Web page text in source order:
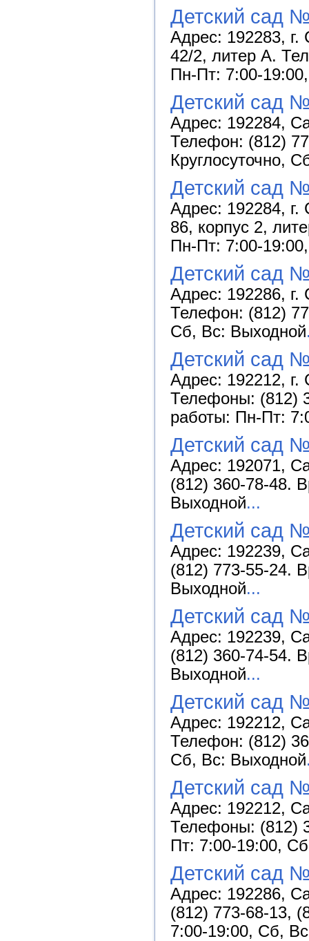
Детский сад
Адрес: 192283, г.
42/2, литер А.
Пн-Пт: 7:00-
Детский сад
Адрес: 192284,
Телефон: (812)
Круглосуточно,
Детский сад
Адрес: 192284, г.
86, корпус 2,
Пн-Пт: 7:00-
Детский сад
Адрес: 192286, г.
Телефон: (812)
Сб, Вс: Выходной
Детский сад
Адрес: 192212, г.
Телефоны: (812)
работы: Пн-Пт:
Детский сад
Адрес: 192071,
(812) 360-78-48.
Выходной...
Детский сад
Адрес: 192239,
(812) 773-55-24.
Выходной...
Детский сад
Адрес: 192239,
(812) 360-74-54.
Выходной...
Детский сад
Адрес: 192212,
Телефон: (812)
Сб, Вс: Выходной
Детский сад
Адрес: 192212,
Телефоны: (812)
Пт: 7:00-19:00,
Детский сад
Адрес: 192286,
(812) 773-68-13,
7:00-19:00, Сб,